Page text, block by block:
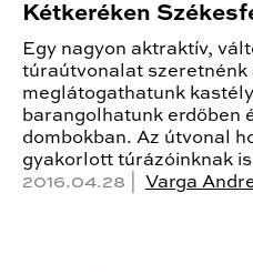
Kétkeréken
Egy nagyon aktraktív,
túraútvonalat szeretnénk
meglátogathatunk
barangolhatunk erdőben
dombokban. Az útvonal
gyakorlott túrázóinknak
2016.04.28 | Varga